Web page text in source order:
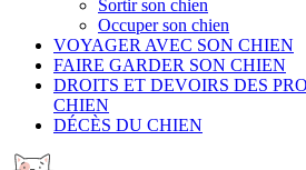
Sortir son chien
Occuper son chien
VOYAGER AVEC SON CHIEN
FAIRE GARDER SON CHIEN
DROITS ET DEVOIRS DES
CHIEN
DÉCÈS DU CHIEN